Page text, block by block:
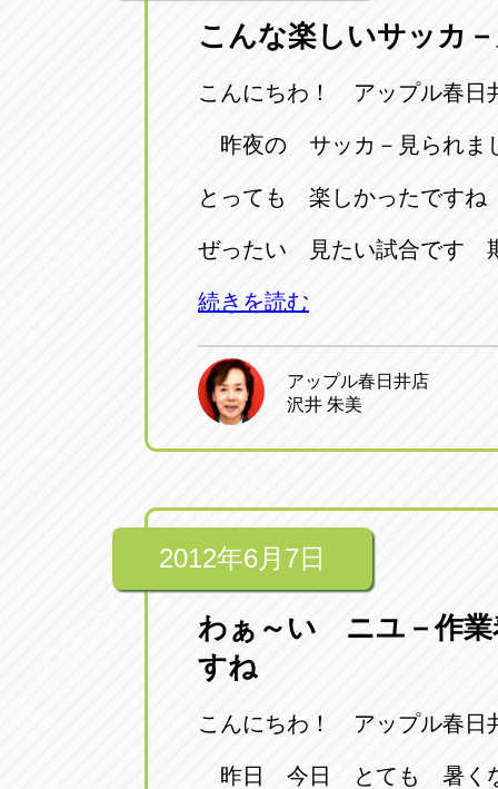
アップル
0561-53-
アップル
0587-66-
オートフ
アップル尾張旭店
愛知県尾張旭市印場元町5-2-8
アップル岩倉店
愛知県岩倉市大地町長田35-1
オートフレンド
愛知県清須市春日砂賀東114
三重
トラック市四日市店
こんな楽しいサッカ
こんにちわ！ アップル春
昨夜の サッカ－見られま
とっても 楽しかったです
ぜったい 見たい試合です
続きを読む
アップル春日井店
沢井 朱美
2012年6月7日
わぁ～い ニユ－作
すね
こんにちわ！ アップル春
昨日 今日 とても 暑く